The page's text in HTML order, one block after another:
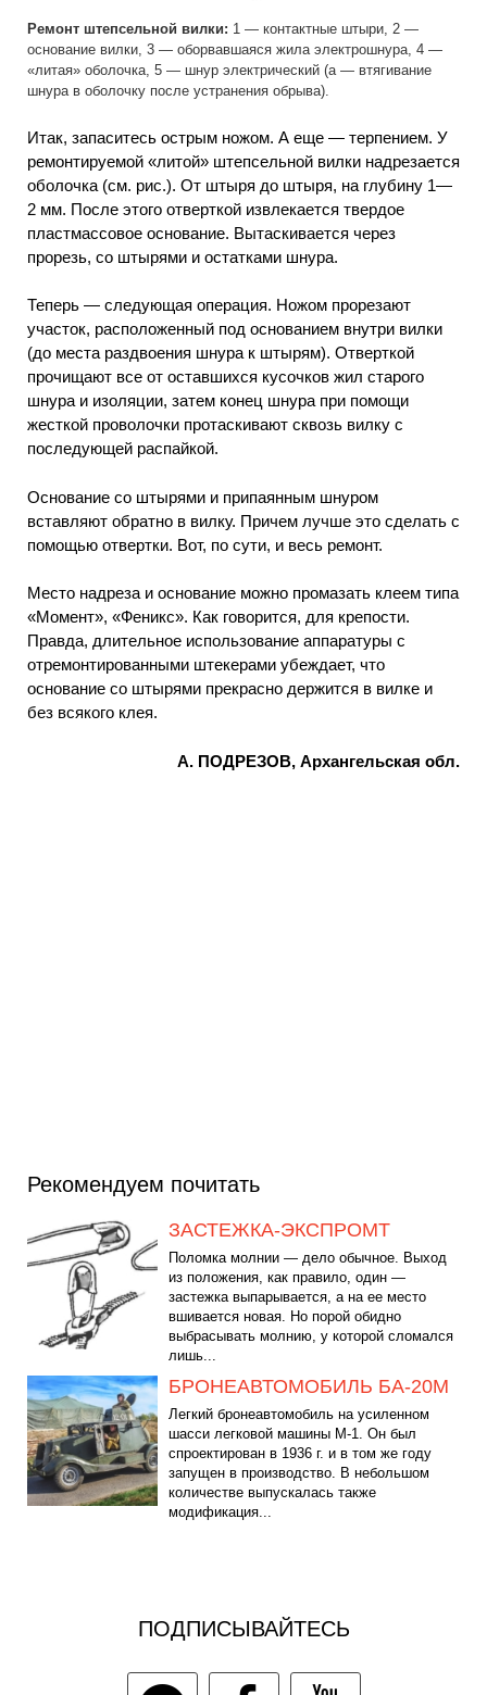
Ремонт штепсельной вилки: 1 — контактные штыри, 2 —
основание вилки, 3 — оборвавшаяся жила электрошнура, 4 —
«литая» оболочка, 5 — шнур электрический (а — втягивание
шнура в оболочку после устранения обрыва).
Итак, запаситесь острым ножом. А еще — терпением. У
ремонтируемой «литой» штепсельной вилки надрезается
оболочка (см. рис.). От штыря до штыря, на глубину 1—
2 мм. После этого отверткой извлекается твердое
пластмассовое основание. Вытаскивается через
прорезь, со штырями и остатками шнура.
Теперь — следующая операция. Ножом прорезают
участок, расположенный под основанием внутри вилки
(до места раздвоения шнура к штырям). Отверткой
прочищают все от оставшихся кусочков жил старого
шнура и изоляции, затем конец шнура при помощи
жесткой проволочки протаскивают сквозь вилку с
последующей распайкой.
Основание со штырями и припаянным шнуром
вставляют обратно в вилку. Причем лучше это сделать с
помощью отвертки. Вот, по сути, и весь ремонт.
Место надреза и основание можно промазать клеем типа
«Момент», «Феникс». Как говорится, для крепости.
Правда, длительное использование аппаратуры с
отремонтированными штекерами убеждает, что
основание со штырями прекрасно держится в вилке и
без всякого клея.
А. ПОДРЕЗОВ, Архангельская обл.
Рекомендуем почитать
ЗАСТЕЖКА-ЭКСПРОМТ
Поломка молнии — дело обычное. Выход
из положения, как правило, один —
застежка выпарывается, а на ее место
вшивается новая. Но порой обидно
выбрасывать молнию, у которой сломался
лишь...
БРОНЕАВТОМОБИЛЬ БА-20М
Легкий бронеавтомобиль на усиленном
шасси легковой машины М-1. Он был
спроектирован в 1936 г. и в том же году
запущен в производство. В небольшом
количестве выпускалась также
модификация...
ПОДПИСЫВАЙТЕСЬ